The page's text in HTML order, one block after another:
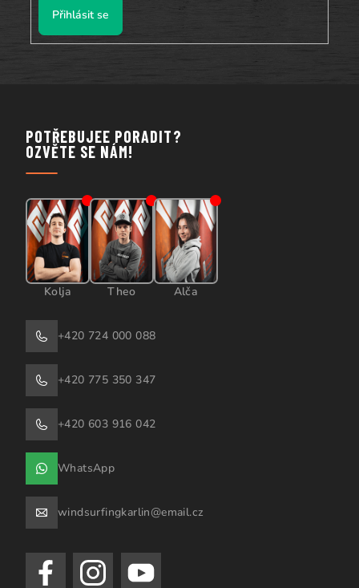
Přihlásit se
POTŘEBUJEE PORADIT?
OZVĚTE SE NÁM!
Kolja Theo Alča
+420 724 000 088
+420 775 350 347
+420 603 916 042
WhatsApp
windsurfingkarlin@email.cz